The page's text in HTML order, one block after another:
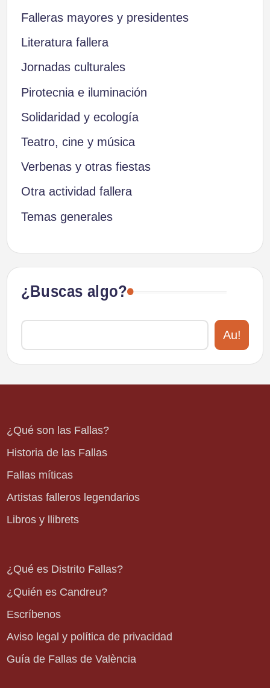
Falleras mayores y presidentes
Literatura fallera
Jornadas culturales
Pirotecnia e iluminación
Solidaridad y ecología
Teatro, cine y música
Verbenas y otras fiestas
Otra actividad fallera
Temas generales
¿Buscas algo?
Au!
¿Qué son las Fallas?
Historia de las Fallas
Fallas míticas
Artistas falleros legendarios
Libros y llibrets
¿Qué es Distrito Fallas?
¿Quién es Candreu?
Escríbenos
Aviso legal y política de privacidad
Guía de Fallas de València